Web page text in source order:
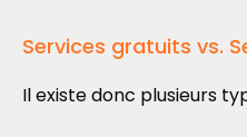
Services gratuits vs.
Il existe donc plusieurs